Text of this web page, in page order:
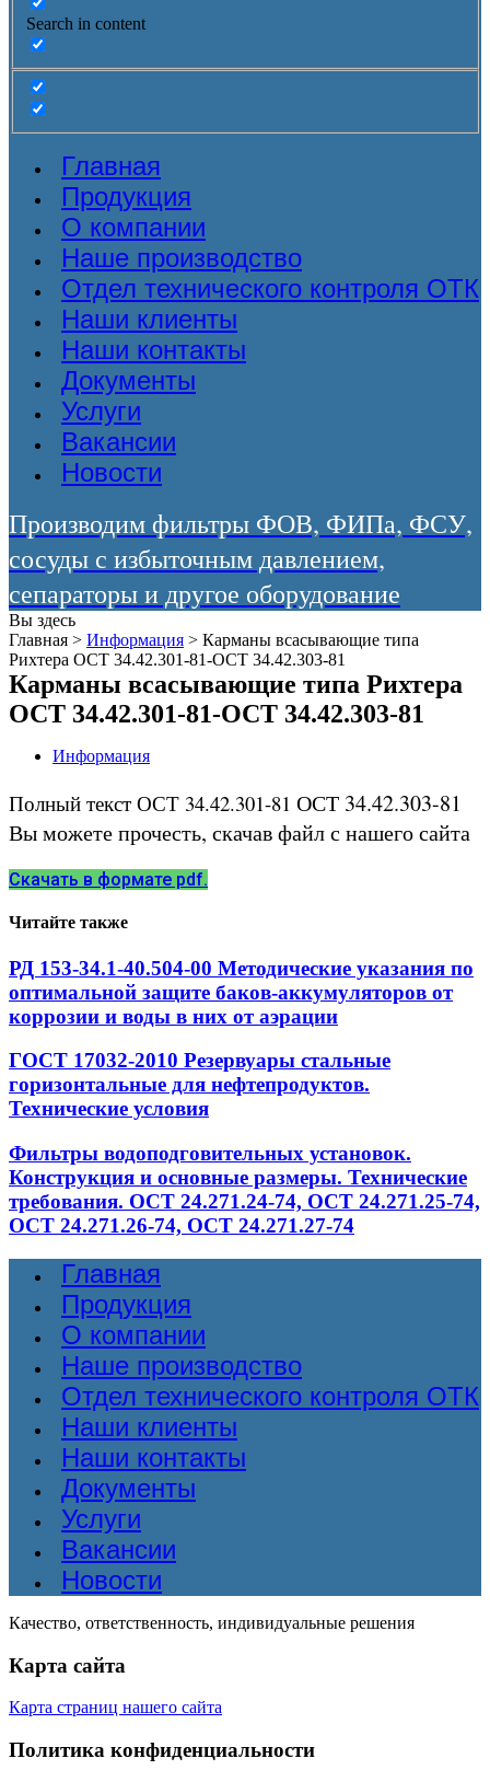
Search in content
Главная
Продукция
О компании
Наше производство
Отдел технического контроля ОТК
Наши клиенты
Наши контакты
Документы
Услуги
Вакансии
Новости
Производим фильтры ФОВ, ФИПа, ФСУ,
сосуды с избыточным давлением,
сепараторы и другое оборудование
Вы здесь
Главная > Информация > Карманы всасывающие типа
Рихтера ОСТ 34.42.301-81-ОСТ 34.42.303-81
Карманы всасывающие типа Рихтера
ОСТ 34.42.301-81-ОСТ 34.42.303-81
Информация
Полный текст ОСТ 34.42.301-81 ОСТ 34.42.303-81
Вы можете прочесть, скачав файл с нашего сайта
Скачать в формате pdf.
Читайте также
РД 153-34.1-40.504-00 Методические указания по
оптимальной защите баков-аккумуляторов от
коррозии и воды в них от аэрации
ГОСТ 17032-2010 Резервуары стальные
горизонтальные для нефтепродуктов.
Технические условия
Фильтры водоподговительных установок.
Конструкция и основные размеры. Технические
требования. ОСТ 24.271.24-74, ОСТ 24.271.25-74,
ОСТ 24.271.26-74, ОСТ 24.271.27-74
Главная
Продукция
О компании
Наше производство
Отдел технического контроля ОТК
Наши клиенты
Наши контакты
Документы
Услуги
Вакансии
Новости
Качество, ответственность, индивидуальные решения
Карта сайта
Карта страниц нашего сайта
Политика конфиденциальности